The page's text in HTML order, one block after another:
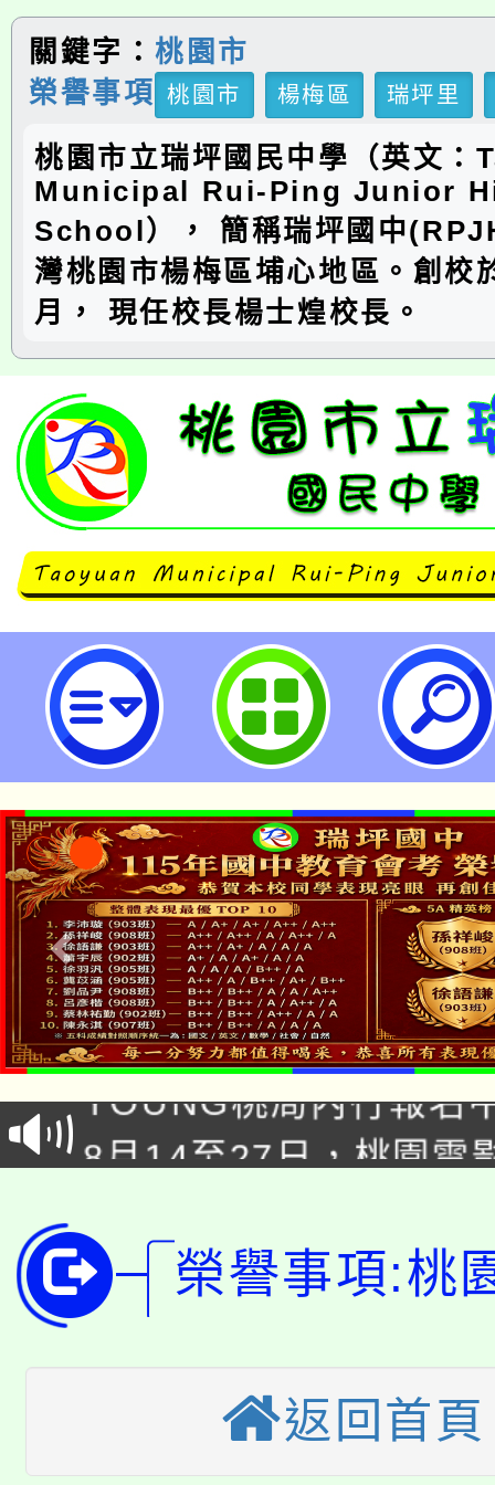
關鍵字：桃園市
榮譽事項
桃園市 楊梅區 瑞坪里
桃園市立瑞坪國民中學（英文：
Municipal Rui-Ping Junior
School）， 簡稱瑞坪國中
灣桃園市楊梅區埔心地區。創校
月， 現任校長楊士煌校長。
桃園市立瑞坪國民中學
「本色祭」8/29、30在
場熱烈登場!
8/21下午1時於龍潭區
YOUNG桃局內行報名
局官網。
8月14至27日，桃園電
田徑場及游泳池舉行。
桃園市低收入戶享有免
視費優惠，中低收入戶
半價優惠，詳情可洽有
大園自造教育及科技中
份教師增能研習
大溪自造教育及科技中
份教師研習
淨零綠生活教案入校路
115年食農教育專業人
榮譽事項:桃
返回首頁